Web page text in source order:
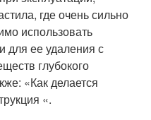
где очень сильно
использовать
для ее удаления с
глубокого
«Как делается
«.